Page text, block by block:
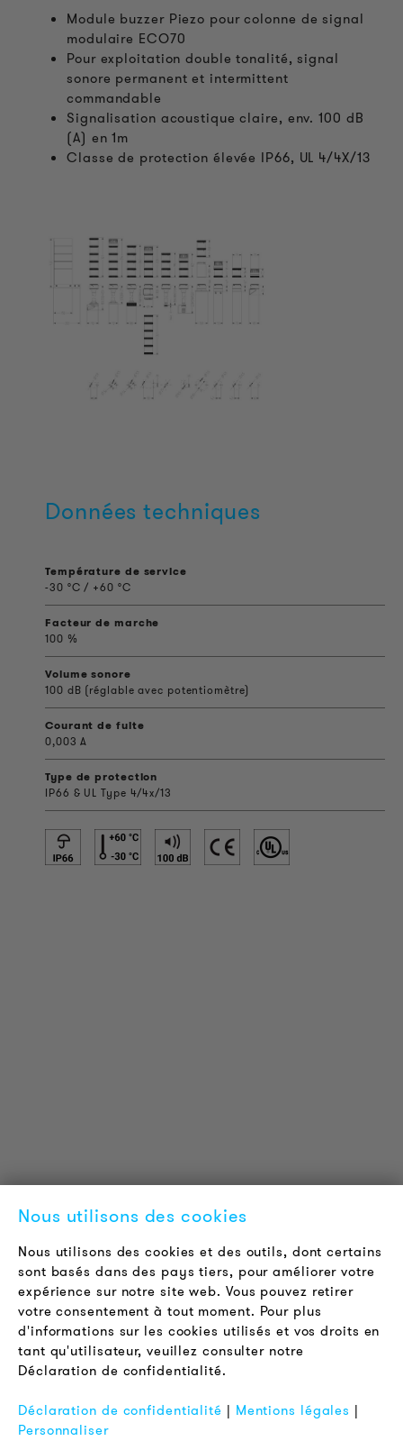
Module buzzer Piezo pour colonne de signal
modulaire ECO70
Pour exploitation double tonalité, signal
sonore permanent et intermittent
commandable
Signalisation acoustique claire, env. 100 dB
(A) en 1m
Classe de protection élevée IP66, UL 4/4X/13
Données techniques
Température de service
-30 °C / +60 °C
Facteur de marche
100 %
Volume sonore
100 dB (réglable avec potentiomètre)
Courant de fuite
0,003 A
Type de protection
IP66 & UL Type 4/4x/13
Offres d'emploi
Newsletter
LÉGAL
Conditions Générales de Vente
Protection des Données
Mentions Légales
Nous utilisons des cookies
Nous utilisons des cookies et des outils, dont certains
sont basés dans des pays tiers, pour améliorer votre
expérience sur notre site web. Vous pouvez retirer
votre consentement à tout moment. Pour plus
d'informations sur les cookies utilisés et vos droits en
tant qu'utilisateur, veuillez consulter notre
Déclaration de confidentialité.
Déclaration de confidentialité | Mentions légales |
Personnaliser